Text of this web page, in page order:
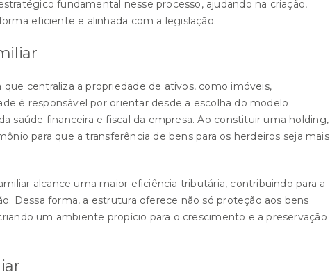
fundamental nesse processo, ajudando na criação,
eficiente e alinhada com a legislação.
centraliza a propriedade de ativos, como imóveis,
é responsável por orientar desde a escolha do modelo
saúde financeira e fiscal da empresa. Ao constituir uma holding,
para que a transferência de bens para os herdeiros seja mais
alcance uma maior eficiência tributária, contribuindo para a
Dessa forma, a estrutura oferece não só proteção aos bens
um ambiente propício para o crescimento e a preservação